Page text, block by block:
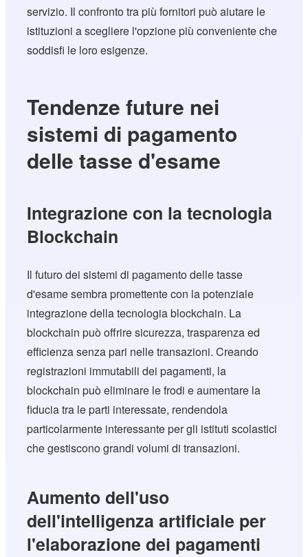
servizio. Il confronto tra più fornitori può aiutare le
istituzioni a scegliere l'opzione più conveniente che
soddisfi le loro esigenze.
Tendenze future nei
sistemi di pagamento
delle tasse d'esame
Integrazione con la tecnologia
Blockchain
Il futuro dei sistemi di pagamento delle tasse
d'esame sembra promettente con la potenziale
integrazione della tecnologia blockchain. La
blockchain può offrire sicurezza, trasparenza ed
efficienza senza pari nelle transazioni. Creando
registrazioni immutabili dei pagamenti, la
blockchain può eliminare le frodi e aumentare la
fiducia tra le parti interessate, rendendola
particolarmente interessante per gli istituti scolastici
che gestiscono grandi volumi di transazioni.
Aumento dell'uso
dell'intelligenza artificiale per
l'elaborazione dei pagamenti